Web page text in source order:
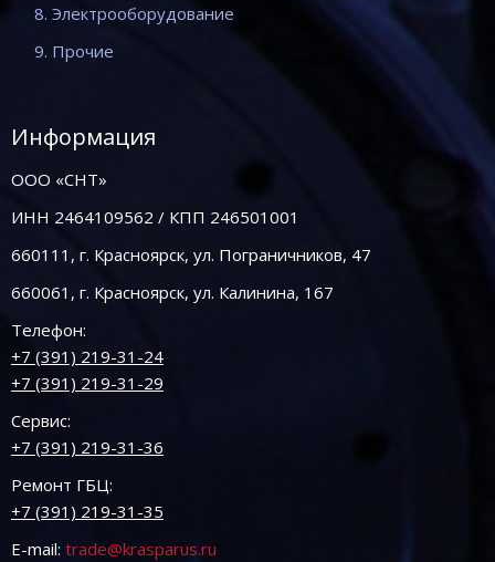
8. Электрооборудование
9. Прочие
Информация
ООО «СНТ»
ИНН 2464109562 / КПП 246501001
660111, г. Красноярск, ул. Пограничников, 47
660061, г. Красноярск, ул. Калинина, 167
Телефон:
+7 (391) 219-31-24
+7 (391) 219-31-29
Сервис:
+7 (391) 219-31-36
Ремонт ГБЦ:
+7 (391) 219-31-35
E-mail: trade@krasparus.ru